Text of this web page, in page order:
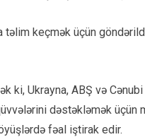
təlim keçmək üçün
ki, Ukrayna, ABŞ və
dəstəkləmək üçün
fəal iştirak edir.